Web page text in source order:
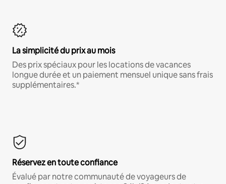
La simplicité du prix au mois
Des prix spéciaux pour les locations de vacances
longue durée et un paiement mensuel unique sans frais
supplémentaires.*
Réservez en toute confiance
Évalué par notre communauté de voyageurs de